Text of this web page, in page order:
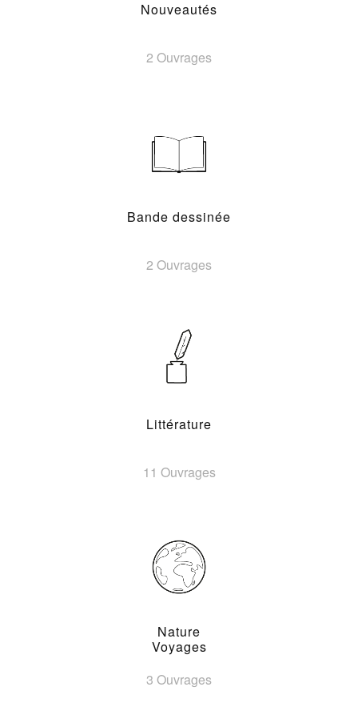
Nouveautés
2 Ouvrages
Bande dessinée
2 Ouvrages
Littérature
11 Ouvrages
Nature
Voyages
3 Ouvrages